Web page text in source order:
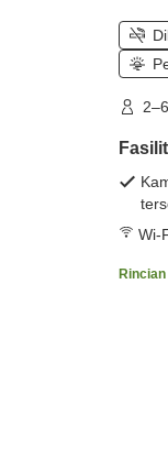
Wi-